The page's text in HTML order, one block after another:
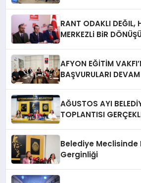
RANT ODAKLI DEĞIL,
MERKEZLi BiR
AFYON EĞİTİM
BAŞVURULARI
AĞUSTOS AYI
TOPLANTISI
Belediye
Gerginliği